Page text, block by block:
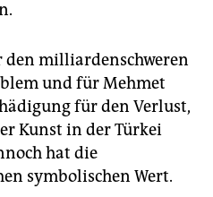
den milliardenschweren
und für Mehmet
für den Verlust,
Kunst in der Türkei
hat die
symbolischen Wert.